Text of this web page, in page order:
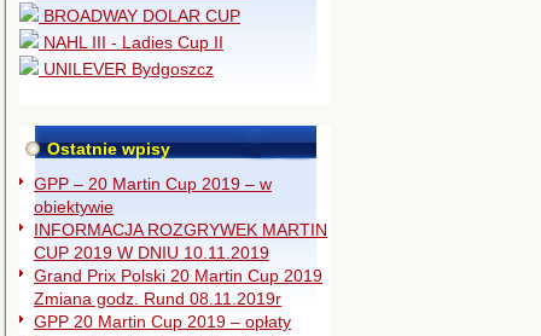
BROADWAY DOLAR CUP
NAHL III - Ladies Cup II
UNILEVER Bydgoszcz
Ostatnie wpisy
GPP – 20 Martin Cup 2019 – w
obiektywie
INFORMACJA ROZGRYWEK MARTIN
CUP 2019 W DNIU 10.11.2019
Grand Prix Polski 20 Martin Cup 2019
Zmiana godz. Rund 08.11.2019r
GPP 20 Martin Cup 2019 – opłaty